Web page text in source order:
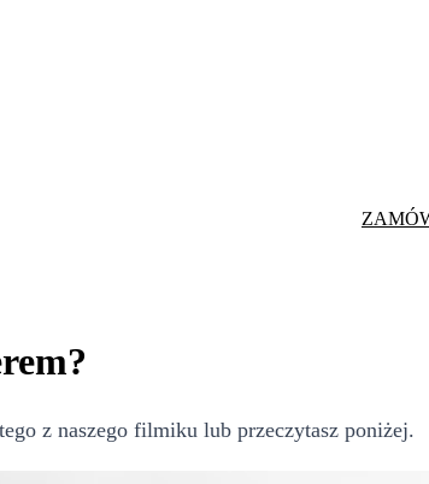
z naszego filmiku lub przeczytasz poniżej.